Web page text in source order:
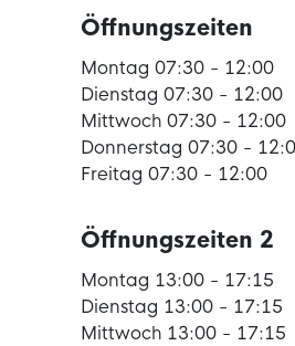
Öffnungszeiten
Montag 07:30 - 12:00
Dienstag 07:30 - 12:00
Mittwoch 07:30 - 12:00
Donnerstag 07:30 -
Freitag 07:30 - 12:00
Öffnungszeiten 2
Montag 13:00 - 17:15
Dienstag 13:00 - 17:15
Mittwoch 13:00 - 17:15